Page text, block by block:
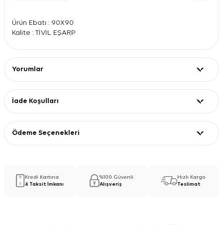
Ürün Ebatı : 90X90
Kalite : TİVİL EŞARP
Yorumlar
İade Koşulları
Ödeme Seçenekleri
Kredi Kartına
4 Taksit İmkanı
%100 Güvenli
Alışveriş
Hızlı Kargo
Teslimat